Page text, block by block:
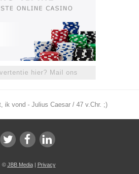
hier? Mail ons
ik vond - Julius Caesar / 47 v.Chr. ;)
© JBB Media| Privacy